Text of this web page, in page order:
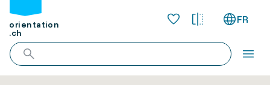
orientation
.ch
FR